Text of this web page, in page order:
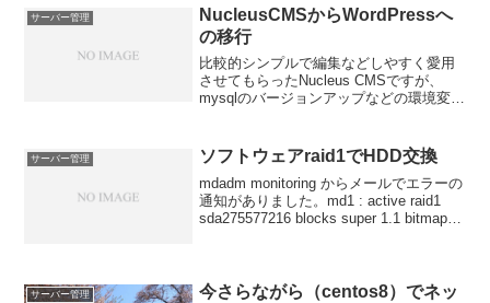
サーバー管理
NucleusCMSからWordPressへ
の移行
比較的シンプルで編集などしやすく愛用
させてもらったNucleus CMSですが、
mysqlのバージョンアップなどの環境変化
そこでの選択肢は、やはりWordpressへ
の...
サーバー管理 ソフトウェアraid1でHDD交換
mdadm monitoring からメールでエラーの
通知がありました。md1 : active raid1
sda275577216 blocks super 1.1 bitmap:
サーバー管理 今さらながら（centos8）でネッ